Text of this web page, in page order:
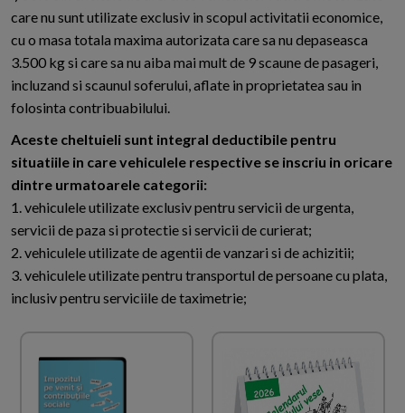
care nu sunt utilizate exclusiv in scopul activitatii economice,
cu o masa totala maxima autorizata care sa nu depaseasca
3.500 kg si care sa nu aiba mai mult de 9 scaune de pasageri,
incluzand si scaunul soferului, aflate in proprietatea sau in
folosinta contribuabilului.
Aceste cheltuieli sunt integral deductibile pentru
situatiile in care vehiculele respective se inscriu in oricare
dintre urmatoarele categorii:
1. vehiculele utilizate exclusiv pentru servicii de urgenta,
servicii de paza si protectie si servicii de curierat;
2. vehiculele utilizate de agentii de vanzari si de achizitii;
3. vehiculele utilizate pentru transportul de persoane cu plata,
inclusiv pentru serviciile de taximetrie;